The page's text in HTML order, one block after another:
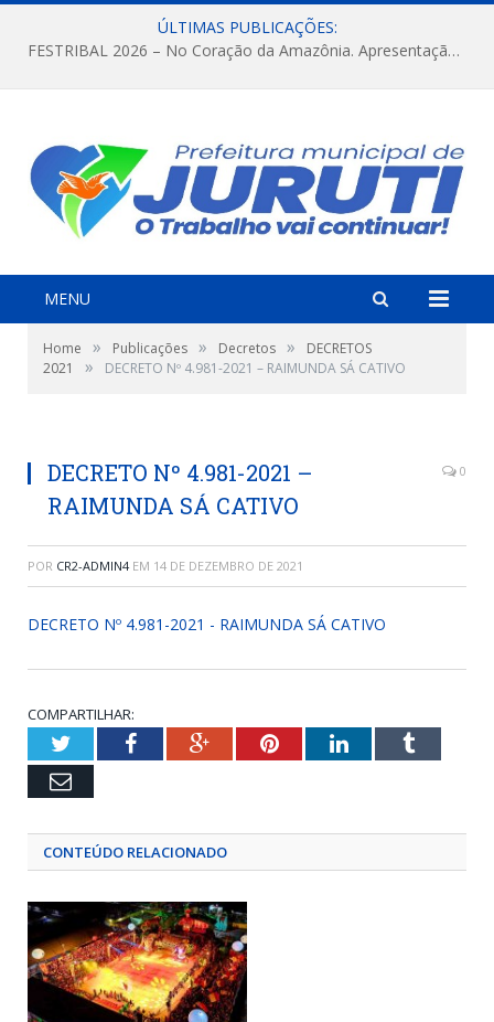
ÚLTIMAS PUBLICAÇÕES:
FESTRIBAL 2026 – No Coração da Amazônia. Apresentação da Munduruku.
MENU
Home » Publicações » Decretos »
DECRETOS
2021
» DECRETO Nº 4.981-2021 – RAIMUNDA SÁ CATIVO
DECRETO Nº 4.981-2021 –
RAIMUNDA SÁ CATIVO
0
POR CR2-ADMIN4 EM 14 DE DEZEMBRO DE 2021
DECRETO Nº 4.981-2021 - RAIMUNDA SÁ CATIVO
COMPARTILHAR:
TwitterFacebookGoogle+PinterestLinkedInTumblr
Email
CONTEÚDO RELACIONADO